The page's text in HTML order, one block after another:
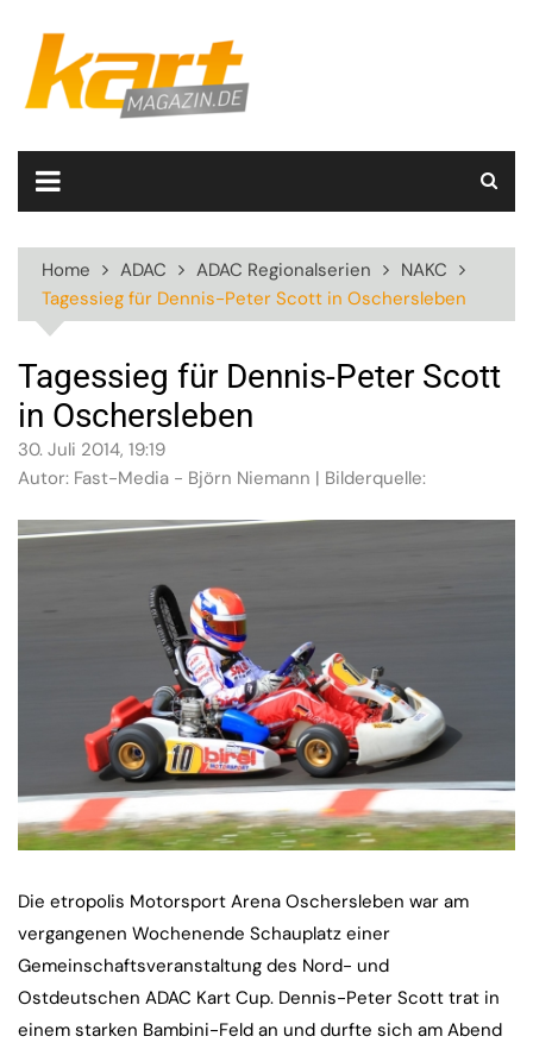
content
Home ADAC ADAC Regionalserien
NAKC
Tagessieg für Dennis-Peter Scott in Oschersleben
Tagessieg für Dennis-Peter Scott
in Oschersleben
30. Juli 2014, 19:19
Autor: Fast-Media - Björn Niemann | Bilderquelle:
Die etropolis Motorsport Arena Oschersleben war am
vergangenen Wochenende Schauplatz einer
Gemeinschaftsveranstaltung des Nord- und
Ostdeutschen ADAC Kart Cup. Dennis-Peter Scott trat in
einem starken Bambini-Feld an und durfte sich am Abend